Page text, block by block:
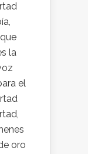
la
el
oro